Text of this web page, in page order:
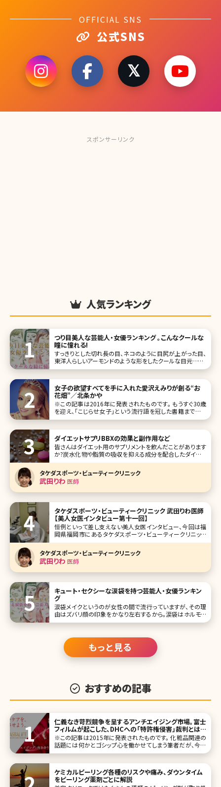
OFFICIAL SNS
公式SNS
スポンサーリンク
人気ランキング
つり目美人な芸能人・女優ランキング 。こんなクールな
瞳に憧れる!
すっきりとした切れ長の目、ネコのように目尻が上がった目、
東洋人らしいアーモンドのような形をしたクールな目元……。
一重でも二重でも「きりっとしたつり目に憧れる」という人は
なら、目尻切開や目尻靭帯移動術という方法があります。目
尻切開は目
女子の欲望すべてを手に入れた愛沢えみりが創る“お
花畑”／北条かや
※この記事は2016年に発表されたものです。 もうすぐ30歳
を迎え、「こじらせ女子」という流行語を冠した書籍まで出し
てしまった私だが、本当は「こじらせ」なんて言葉から程遠い
ダイエットサプリBBXの効果と副作用など
皆さんはダイエット用のサプリメントを飲んだことがあります
か?炭水化物や脂質の吸収を抑える成分を配合したダイエッ
トサポートサプリメントはいくつもありますが、体重を維持す
る程度の効果しかないと感じている方が多いのではないでし
ょうか。そこで、是非チェックしてほしいのが美容クリニックで
処方されるダイエット
タケダスポーツ・ビューティークリニック
武田りわ 医師
タケダスポーツ・ビューティークリニック 武田りわ医師
【美人女医インタビュー第十一回】
恒例といって差し支えない美人女医インタビュー、今回は福
岡県福岡市にあるタケダスポーツ・ビューティークリニック
の皮膚科・美容皮膚科部門の院長である武田りわ先生です。
美容皮膚科を通して、肌のことだけでなく、女性の生き方自
体をサポートしようとする姿勢が強く見えたインタビューでし
た。それではどうぞ!
タケダスポーツ・ビューティークリニック
武田りわ 医師
キュート・セクシーな涙袋を持つ芸能人・女優ランキン
グ
涙袋メイクというのが女性の間で流行っていますが、その理
由はズバリ顔の印象をかなり左右するから。涙袋はホルモン
タンクと呼ばれ、人相学的にもモテる女性のポイントとして
らではの、かわいさやセクシーさの象徴になっているケース
が多いです。今回はもっと見る
おすすめの記事
仁義なき苛烈競争を呈するアンチエイジング市場。富士
フィルムが起こした、DHCへの「特許権侵害」裁判とは
／北条かや
※この記事は2015年に発表されたものです。 化粧品関連の
話題には何かとゴシップ心を働かせてしまう筆者だが、今回
の事件は感慨深い。富士フィルムが今年8月、DHCの販売す
地裁に「製造・販売の差し止めと損害賠償を求める『訴訟』」
を起こした件だ。実
ケミカルピーリング各種のリスクや痛み、ダウンタイム
をピーリング薬剤ごとに解説